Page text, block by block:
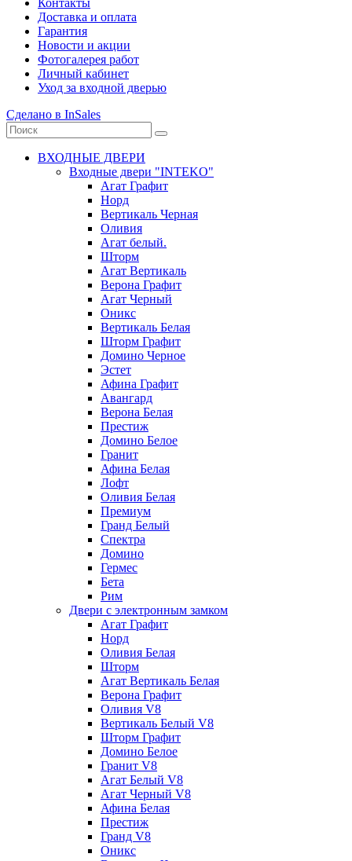
Контакты
Доставка и оплата
Гарантия
Новости и акции
Фотогалерея работ
Личный кабинет
Уход за входной дверью
Сделано в InSales
ВХОДНЫЕ ДВЕРИ
Входные двери "INTEKO"
Агат Графит
Норд
Вертикаль Черная
Оливия
Агат белый.
Шторм
Агат Вертикаль
Верона Графит
Агат Черный
Оникс
Вертикаль Белая
Шторм Графит
Домино Черное
Эстет
Афина Графит
Авангард
Верона Белая
Престиж
Домино Белое
Гранит
Афина Белая
Лофт
Оливия Белая
Премиум
Гранд Белый
Спектра
Домино
Гермес
Бета
Рим
Двери с электронным замком
Агат Графит
Норд
Оливия Белая
Шторм
Агат Вертикаль Белая
Верона Графит
Оливия V8
Вертикаль Белый V8
Шторм Графит
Домино Белое
Гранит V8
Агат Белый V8
Агат Черный V8
Афина Белая
Престиж
Гранд V8
Оникс